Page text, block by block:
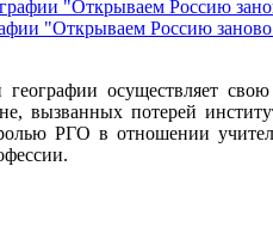
"Открываем Россию
географии осуществляет
вызванных потерей
РГО в отношении